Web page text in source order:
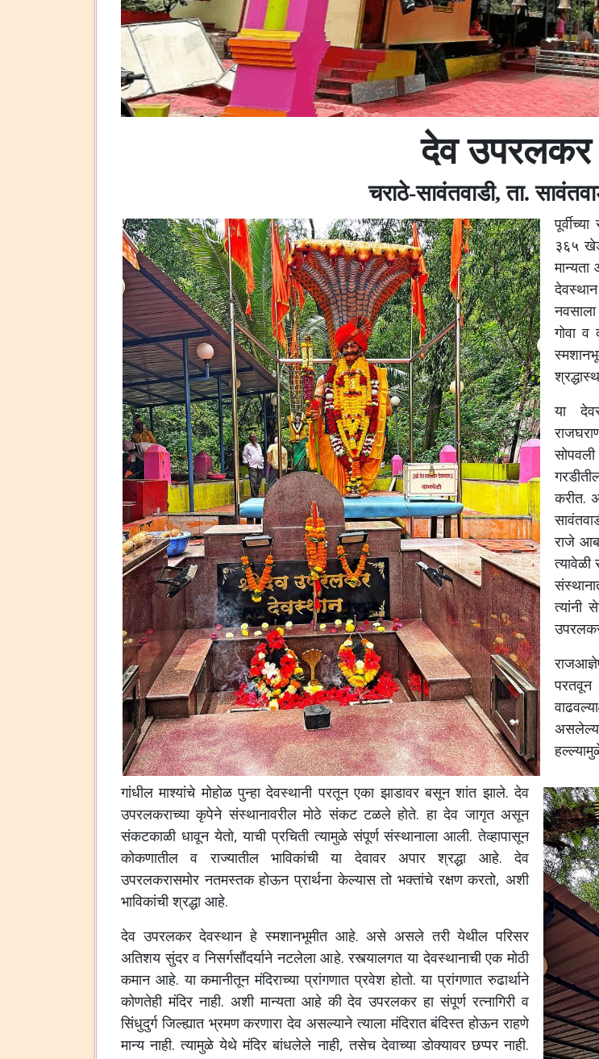
देव उपरलकर
चराठे-सावंतवाडी, ता.
३६५
गोवा
या
करीत.
राजे
त्यांनी
परतवून
गांधील माश्यांचे मोहोळ पुन्हा देवस्थानी परतून एका झाडावर बसून शांत झाले. देव
उपरलकराच्या कृपेने संस्थानावरील मोठे संकट टळले होते. हा देव जागृत असून
संकटकाळी धावून येतो, याची प्रचिती त्यामुळे संपूर्ण संस्थानाला आली. तेव्हापासून
कोकणातील व राज्यातील भाविकांची या देवावर अपार श्रद्धा आहे. देव
उपरलकरासमोर नतमस्तक होऊन प्रार्थना केल्यास तो भक्तांचे रक्षण करतो, अशी
भाविकांची श्रद्धा आहे.
देव उपरलकर देवस्थान हे स्मशानभूमीत आहे. असे असले तरी येथील परिसर
अतिशय सुंदर व निसर्गसौंदर्याने नटलेला आहे. रस्त्यालगत या देवस्थानाची एक मोठी
कमान आहे. या कमानीतून मंदिराच्या प्रांगणात प्रवेश होतो. या प्रांगणात रुढार्थाने
कोणतेही मंदिर नाही. अशी मान्यता आहे की देव उपरलकर हा संपूर्ण रत्नागिरी व
सिंधुदुर्ग जिल्ह्यात भ्रमण करणारा देव असल्याने त्याला मंदिरात बंदिस्त होऊन राहणे
मान्य नाही. त्यामुळे येथे मंदिर बांधलेले नाही, तसेच देवाच्या डोक्यावर छप्पर नाही.